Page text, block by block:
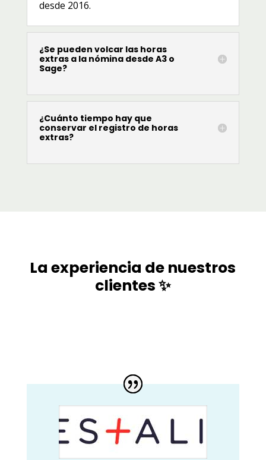
desde 2016.
¿Se pueden volcar las horas
extras a la nómina desde A3 o
Sage?
¿Cuánto tiempo hay que
conservar el registro de horas
extras?
La experiencia de nuestros
clientes ✨